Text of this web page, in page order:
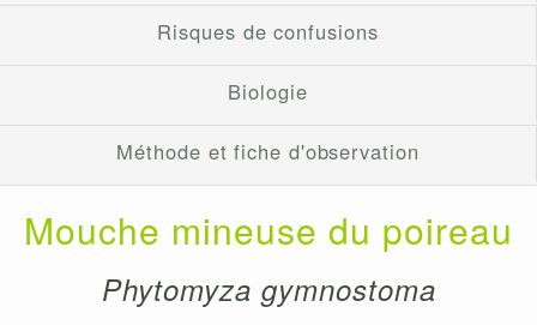
Risques de confusions
Biologie
Méthode et fiche d'observation
Mouche mineuse du poireau
Phytomyza gymnostoma